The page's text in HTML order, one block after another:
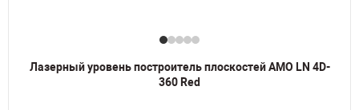
Лазерный уровень построитель плоскостей AMO LN 4D-
360 Red